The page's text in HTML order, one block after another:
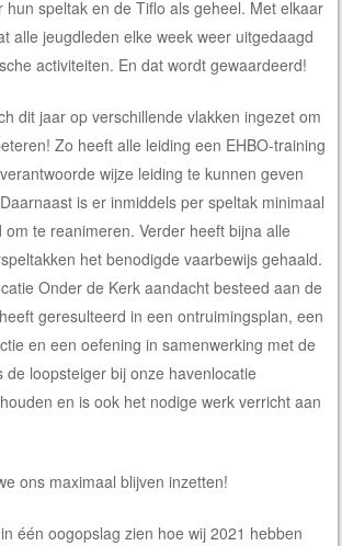
hun speltak en de Tiflo als geheel. Met elkaar
alle jeugdleden elke week weer uitgedaagd
activiteiten. En dat wordt gewaardeerd!
dit jaar op verschillende vlakken ingezet om
Zo heeft alle leiding een EHBO-training
wijze leiding te kunnen geven
is er inmiddels per speltak minimaal
te reanimeren. Verder heeft bijna alle
het benodigde vaarbewijs gehaald.
Onder de Kerk aandacht besteed aan de
geresulteerd in een ontruimingsplan, een
en een oefening in samenwerking met de
de loopsteiger bij onze havenlocatie
en is ook het nodige werk verricht aan
ons maximaal blijven inzetten!
één oogopslag zien hoe wij 2021 hebben